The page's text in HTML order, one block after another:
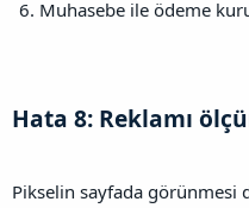
Muhasebe ile ödeme
Hata 8: Reklamı
Pikselin sayfada görünmesi